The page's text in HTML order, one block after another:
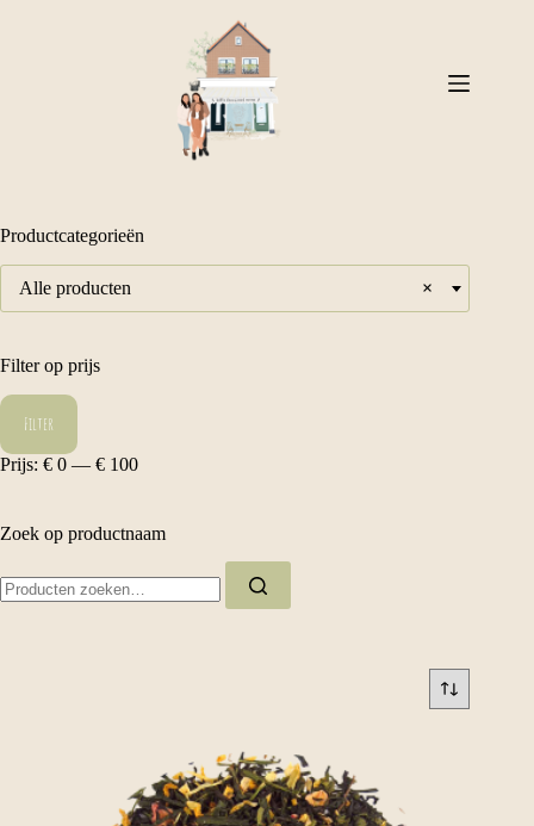
Productcategorieën
×
Alle producten
Filter op prijs
Min.
prijs
Max.
prijsFilter
Prijs: € 0 — € 100
Zoek op productnaam
naar: